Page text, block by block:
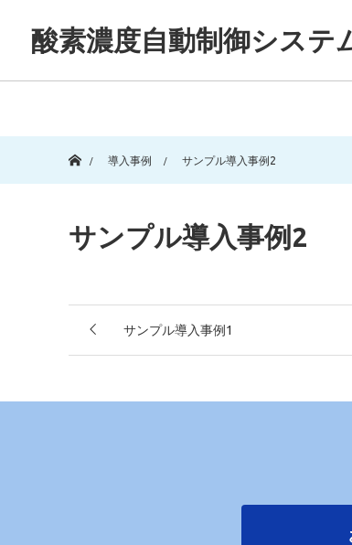
酸素濃度自動制御システ
導入事例
サンプル導入事例2
サンプル導入事例2
サンプル導入事例1